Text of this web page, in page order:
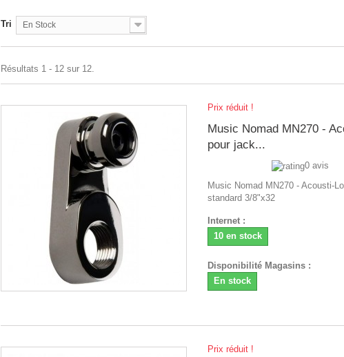
Tri En Stock
Résultats 1 - 12 sur 12.
Prix réduit !
Music Nomad MN270 -
pour jack...
0 avis
Music Nomad MN270 - Acousti-
standard 3/8"x32
Internet :
10 en stock
Disponibilité Magasins :
En stock
Prix réduit !